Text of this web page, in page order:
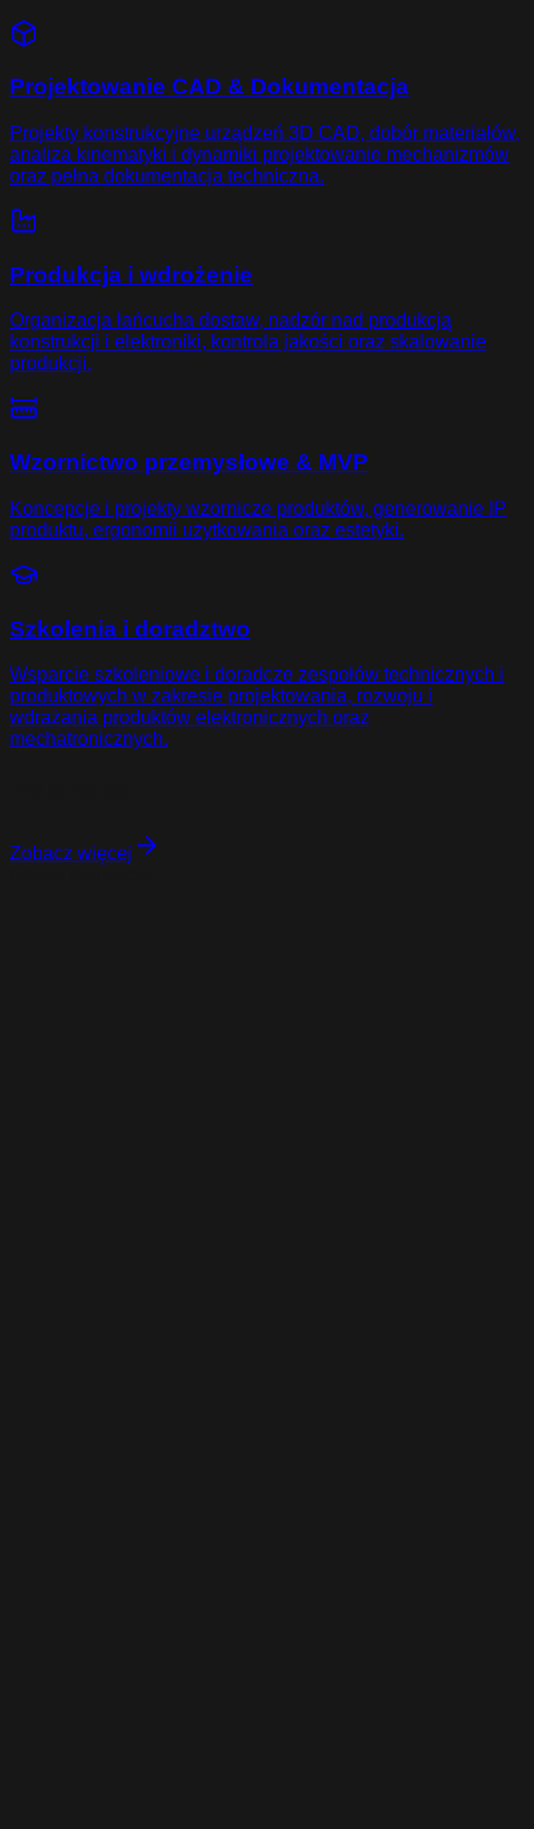
Projektowanie CAD & Dokumentacja
Projekty konstrukcyjne urządzeń 3D CAD, dobór materiałów,
analiza kinematyki i dynamiki projektowanie mechanizmów
oraz pełna dokumentacja techniczna.
Produkcja i wdrożenie
Organizacja łańcucha dostaw, nadzór nad produkcją
konstrukcji i elektroniki, kontrola jakości oraz skalowanie
produkcji.
Wzornictwo przemysłowe & MVP
Koncepcje i projekty wzornicze produktów, generowanie IP
produktu, ergonomii użytkowania oraz estetyki.
Szkolenia i doradztwo
Wsparcie szkoleniowe i doradcze zespołów technicznych i
produktowych w zakresie projektowania, rozwoju i
wdrażania produktów elektronicznych oraz
mechatronicznych.
Zobacz więcej